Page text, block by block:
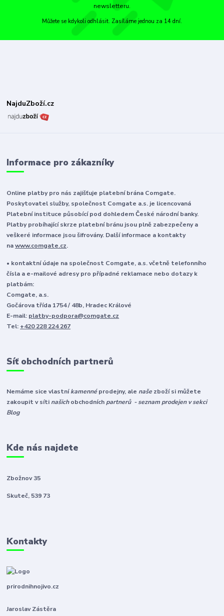
newsletteru.
Můžete se kdykoli odhlásit. Zasíláme jednou za 14 dní.
NajduZboží.cz
Informace pro zákazníky
Online platby pro nás zajišťuje platební brána Comgate.
Poskytovatel služby, společnost Comgate a.s. je licencovaná
Platební instituce působící pod dohledem České národní banky.
Platby probíhající skrze platební bránu jsou plně zabezpečeny a
veškeré informace jsou šifrovány. Další informace a kontakty
nawww.comgate.cz.
• kontaktní údaje na společnost Comgate, a.s. včetně telefonního
čísla a e-mailové adresy pro případné reklamace nebo dotazy k
platbám:
Comgate, a.s.
Gočárova třída 1754 / 48b, Hradec Králové
E-mail: platby-podpora@comgate.cz
Tel: +420 228 224 267
Síť obchodních partnerů
Nemáme sice vlastníkamennéprodejny, ale naše zboží si můžete
zakoupit v síti našichobchodníchpartnerů - seznam prodejen v sekci
Blog
Kde nás najdete
Zbožnov 35
Skuteč, 539 73
Kontakty
prirodnihnojivo.cz
Jaroslav Zástěra